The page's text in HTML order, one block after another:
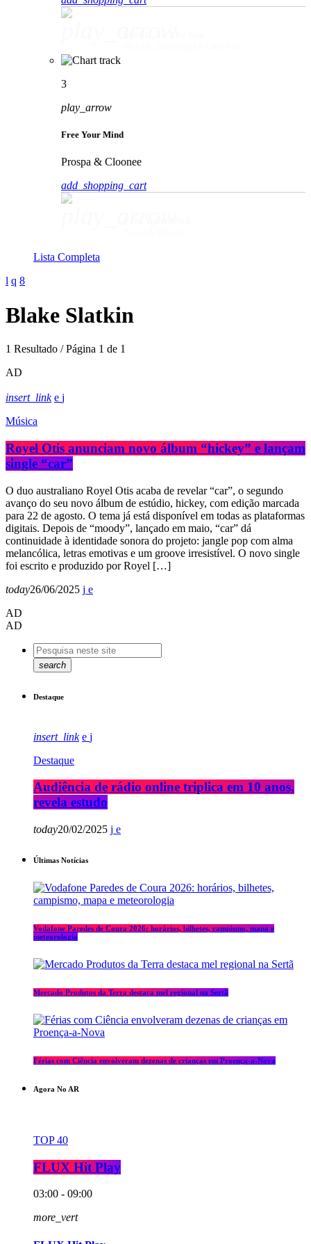
3
play_arrow
Free Your Mind
Prospa & Cloonee
add_shopping_cart
Lista Completa
Blake Slatkin
1 Resultado / Página 1 de 1
AD
insert_link
Música
Royel Otis anunciam novo álbum “hickey” e lançam
single “car”
O duo australiano Royel Otis acaba de revelar “car”, o segundo
avanço do seu novo álbum de estúdio, hickey, com edição marcada
para 22 de agosto. O tema já está disponível em todas as plataformas
digitais. Depois de “moody”, lançado em maio, “car” dá
continuidade à identidade sonora do projeto: jangle pop com alma
melancólica, letras emotivas e um groove irresistível. O novo single
foi escrito e produzido por Royel […]
today26/06/2025
AD
AD
search
Destaque
insert_link
Destaque
Audiência de rádio online triplica em 10 anos,
revela estudo
today20/02/2025
Últimas Notícias
Vodafone Paredes de Coura 2026: horários, bilhetes, campismo, mapa e
meteorologia
Mercado Produtos da Terra destaca mel regional na Sertã
Férias com Ciência envolveram dezenas de crianças em Proença-a-Nova
Agora No AR
TOP 40
FLUX Hit Play
03:00 - 09:00
more_vert